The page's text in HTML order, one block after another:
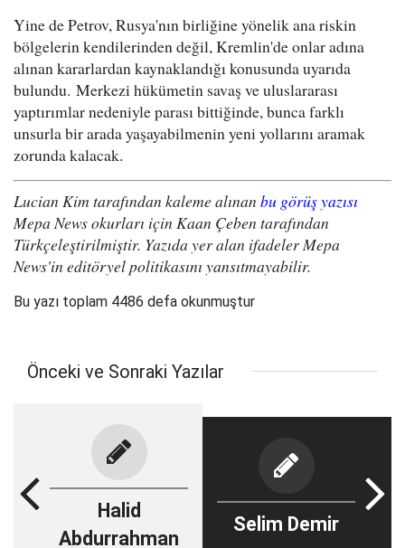
Yine de Petrov, Rusya'nın birliğine yönelik ana riskin
bölgelerin kendilerinden değil, Kremlin'de onlar adına
alınan kararlardan kaynaklandığı konusunda uyarıda
bulundu. Merkezi hükümetin savaş ve uluslararası
yaptırımlar nedeniyle parası bittiğinde, bunca farklı
unsurla bir arada yaşayabilmenin yeni yollarını aramak
zorunda kalacak.
Lucian Kim tarafından kaleme alınan bu görüş yazısı
Mepa News okurları için Kaan Çeben tarafından
Türkçeleştirilmiştir. Yazıda yer alan ifadeler Mepa
News'in editöryel politikasını yansıtmayabilir.
Bu yazı toplam 4486 defa okunmuştur
Önceki ve Sonraki Yazılar
Halid
Abdurrahman
Selim Demir